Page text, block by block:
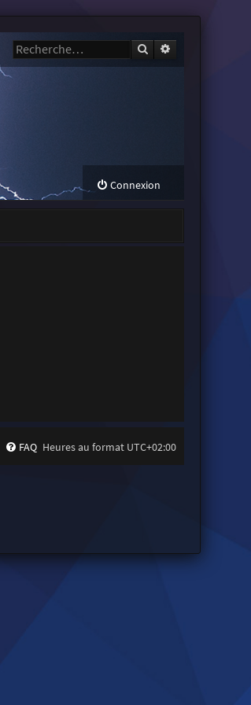
Rechercher
Connexion
Heures au format UTC+02:00
FAQ